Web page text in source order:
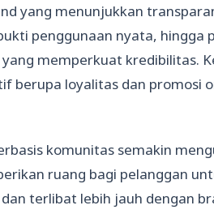
yang menunjukkan
penggunaan nyata, hingga
memperkuat kredibilitas.
berupa loyalitas dan promosi
komunitas semakin
ruang bagi pelanggan
terlibat lebih jauh dengan